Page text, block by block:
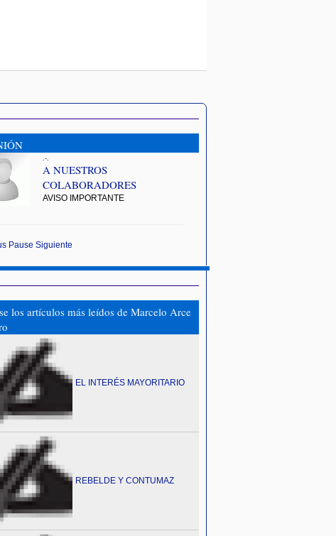
.-.
A NUESTROS
COLABORADORES
AVISO IMPORTANTE
Pause Siguiente
los artículos más leídos de Marcelo Arce
EL INTERÉS MAYORITARIO
REBELDE Y CONTUMAZ